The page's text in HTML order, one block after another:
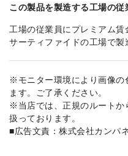
この製品を製造する工場の従
工場の従業員にプレミアム賃
サーティファイドの工場で製
※モニター環境により画像の
ます。ご了承ください。
※当店では、正規のルートか
扱っております。
■広告文責：株式会社カンパ